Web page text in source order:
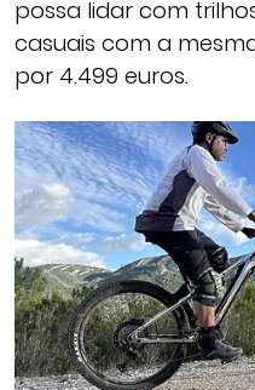
possa lidar com
casuais com a
por 4.499 euros.